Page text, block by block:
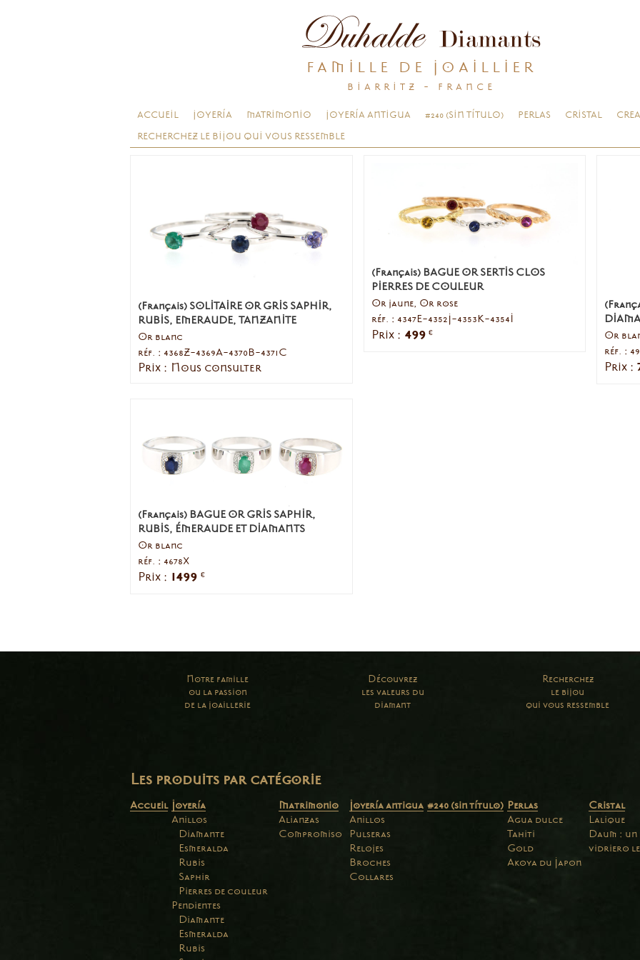
FAMILLE DE JOAILLIER
BIARRITZ - FRANCE
ACCUEIL JOYERÍA MATRIMONIO JOYERÍA ANTIGUA #240 (SIN TÍTULO) PERLAS CRISTAL
RECHERCHEZ LE BIJOU QUI VOUS RESSEMBLE
(Français) SOLITAIRE OR GRIS SAPHIR,
RUBIS, EMERAUDE, TANZANITE
Or blanc
réf. : 4368Z-4369A-4370B-4371C
Prix : Nous consulter
(Français) BAGUE OR SERTIS CLOS
PIERRES DE COULEUR
Or jaune, Or rose
réf. : 4347E-4352J-4353K-4354I
Prix : 499 €
Or
réf. :
Prix :
(Français) BAGUE OR GRIS SAPHIR,
RUBIS, ÉMERAUDE ET DIAMANTS
Or blanc
réf. : 4678X
Prix : 1499 €
Notre famille
ou la passion
de la joaillerie
Découvrez
les valeurs du
diamant
Recherchez
le bijou
qui vous ressemble
Les produits par catégorie
Accueil Joyería
Anillos
Diamante
Esmeralda
Rubis
Saphir
Pierres de couleur
Pendientes
Diamante
Esmeralda
Rubis
Matrimonio
Alianzas
Compromiso
Joyería antigua
Anillos
Pulseras
Relojes
Broches
Collares
#240 (sin título) Perlas
Agua dulce
Tahiti
Gold
Akoya du Japon
Cristal
Lalique
Daum :
vidriero